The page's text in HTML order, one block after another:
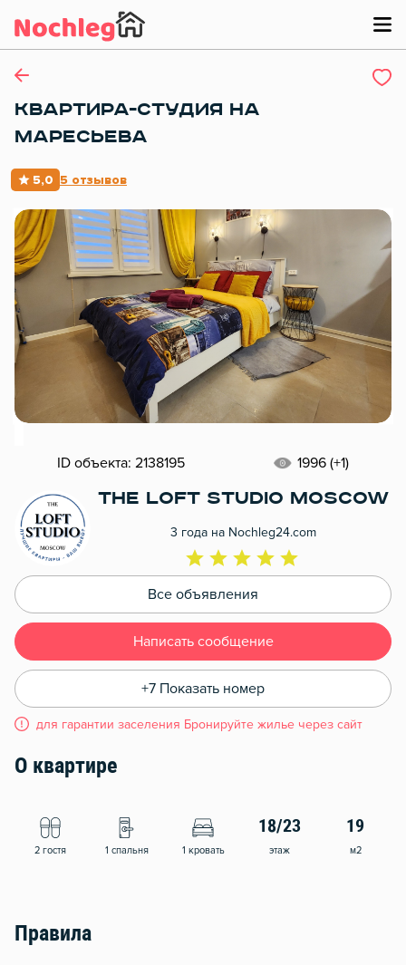
КВАРТИРА-СТУДИЯ НА
МАРЕСЬЕВА
5,0 5 отзывов
ID объекта: 2138195 1996 (+1)
the Loft Studio Moscow
3 года на Nochleg24.com
Все объявления
Написать сообщение
+7 Показать номер
для гарантии заселения Бронируйте жилье через сайт
О квартире
2 гостя 1 спальня 1 кровать
18/23
этаж
19
м2
Правила